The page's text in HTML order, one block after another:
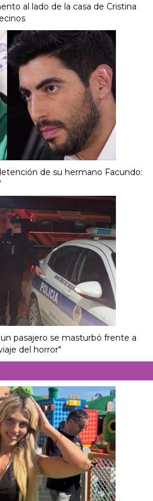
al lado de la casa de Cristina
de su hermano Facundo:
pasajero se masturbó frente a
del horror"